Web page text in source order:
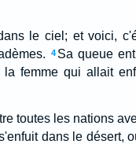
le ciel; et voici,
4 Sa queue
femme qui allait
toutes les nations
dans le désert,